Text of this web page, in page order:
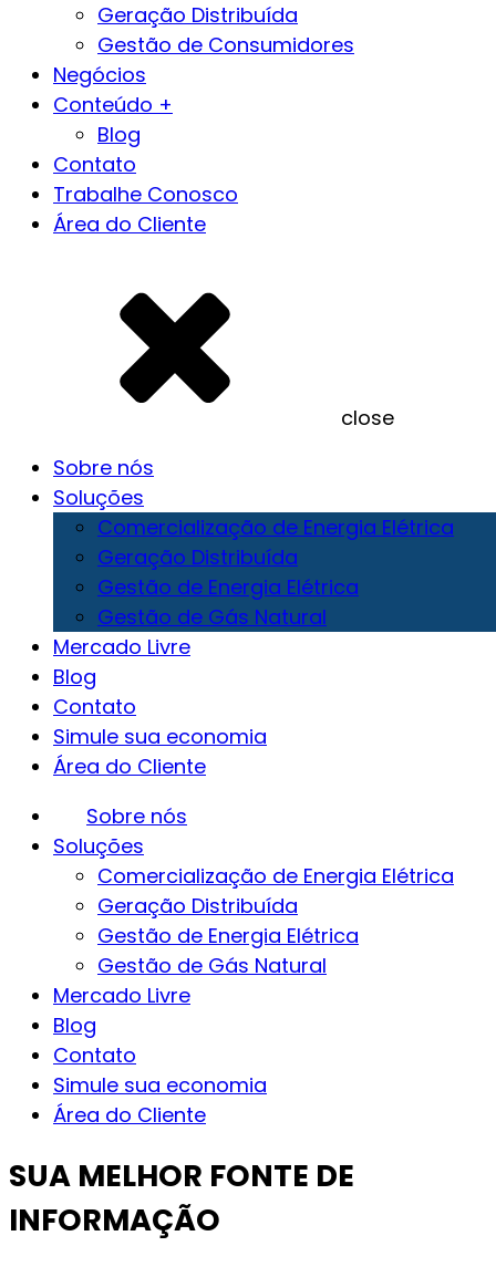
Geração Distribuída
Gestão de Consumidores
Negócios
Conteúdo +
Blog
Contato
Trabalhe Conosco
Área do Cliente
close
Sobre nós
Soluções
Comercialização de Energia Elétrica
Geração Distribuída
Gestão de Energia Elétrica
Gestão de Gás Natural
Mercado Livre
Blog
Contato
Simule sua economia
Área do Cliente
Sobre nós
Soluções
Comercialização de Energia Elétrica
Geração Distribuída
Gestão de Energia Elétrica
Gestão de Gás Natural
Mercado Livre
Blog
Contato
Simule sua economia
Área do Cliente
SUA MELHOR FONTE DE
INFORMAÇÃO